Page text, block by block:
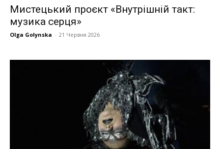
Мистецький проєкт «Внутрішній такт:
музика серця»
Olga Golynska - 21 Червня 2026